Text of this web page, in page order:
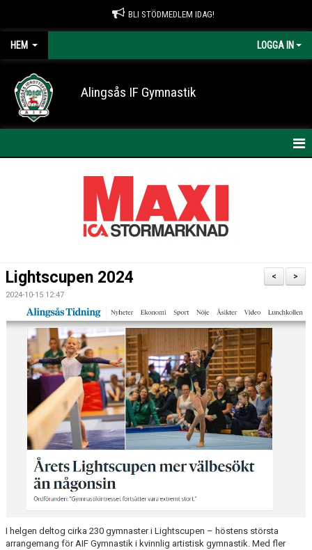
BLI STÖDMEDLEM IDAG!
HEM LOGGA IN
Alingsås IF Gymnastik
ARRANGEMANG
FÖR LEDARE
KLUBBSHOP
SPONSRING
GYMNASTIKENS HUS
GRÖNA TRÅDEN
FRÅGOR & SVAR
>
<
Lightscupen 2024
2024-10-15 12:47
I helgen deltog cirka 230 gymnaster i Lightscupen – höstens största
arrangemang för AIF Gymnastik i kvinnlig artistisk gymnastik. Med fler